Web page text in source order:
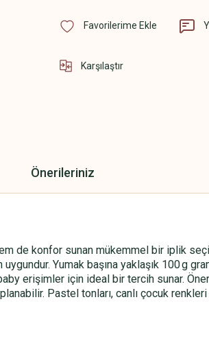
Karşılaştır
Önerileriniz
de konfor sunan mükemmel bir iplik
Yumak başına yaklaşık 100 g
erişimler için ideal bir tercih sunar.
Pastel tonları, canlı çocuk